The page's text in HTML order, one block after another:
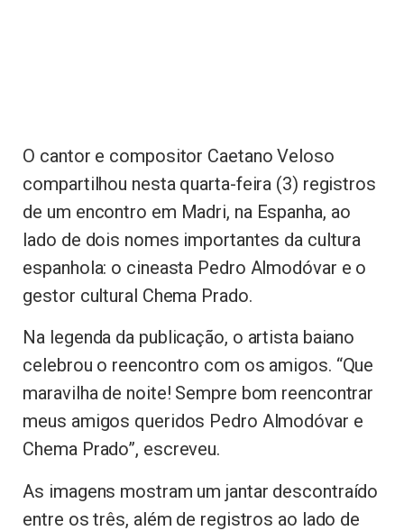
O cantor e compositor Caetano Veloso
compartilhou nesta quarta-feira (3) registros
de um encontro em Madri, na Espanha, ao
lado de dois nomes importantes da cultura
espanhola: o cineasta Pedro Almodóvar e o
gestor cultural Chema Prado.
Na legenda da publicação, o artista baiano
celebrou o reencontro com os amigos. “Que
maravilha de noite! Sempre bom reencontrar
meus amigos queridos Pedro Almodóvar e
Chema Prado”, escreveu.
As imagens mostram um jantar descontraído
entre os três, além de registros ao lado de